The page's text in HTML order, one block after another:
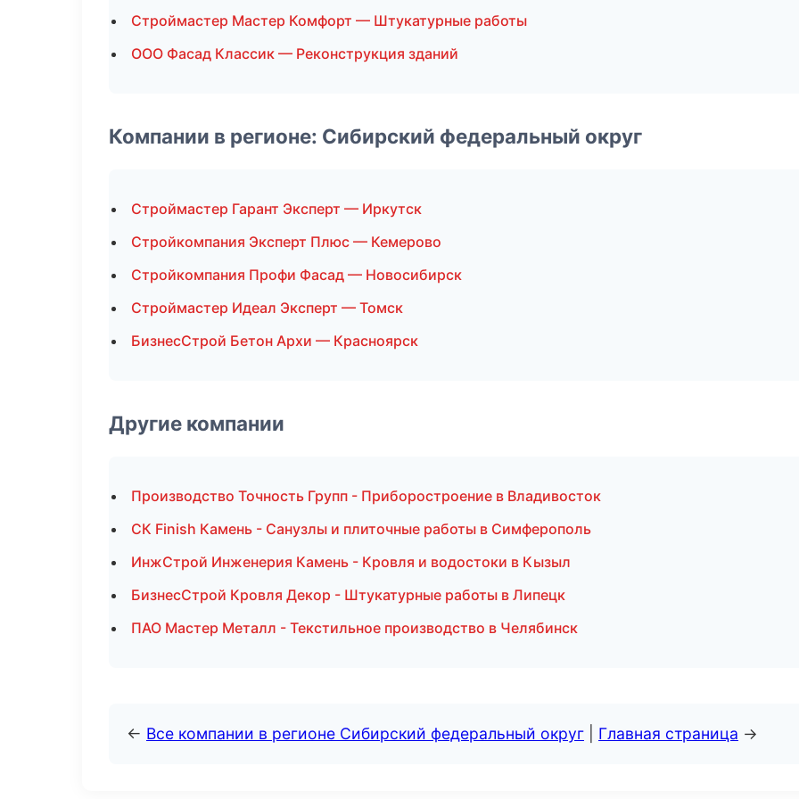
Строймастер Мастер Комфорт — Штукатурные работы
ООО Фасад Классик — Реконструкция зданий
Компании в регионе: Сибирский федеральный округ
Строймастер Гарант Эксперт — Иркутск
Стройкомпания Эксперт Плюс — Кемерово
Стройкомпания Профи Фасад — Новосибирск
Строймастер Идеал Эксперт — Томск
БизнесСтрой Бетон Архи — Красноярск
Другие компании
Производство Точность Групп - Приборостроение в Владивосток
СК Finish Камень - Санузлы и плиточные работы в Симферополь
ИнжСтрой Инженерия Камень - Кровля и водостоки в Кызыл
БизнесСтрой Кровля Декор - Штукатурные работы в Липецк
ПАО Мастер Металл - Текстильное производство в Челябинск
← Все компании в регионе Сибирский федеральный округ Главная страница →